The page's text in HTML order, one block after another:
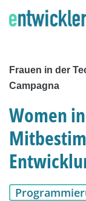
Frauen in der
Campagna
Women